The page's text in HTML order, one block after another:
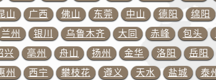
山 广西 佛山 东莞 中山 德阳 绵阳
兰州 银川 乌鲁木齐 大同 赤峰 包头
兴 亳州 舟山 扬州 金华 洛阳 岳阳
州 西宁 攀枝花 遵义 天水 盐城 泰